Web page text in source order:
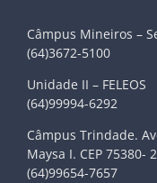
Câmpus Mineiros –
(64)3672-5100
Unidade II – FELEOS
(64)99994-6292
Câmpus Trindade.
Maysa I. CEP 75380-
(64)99654-7657